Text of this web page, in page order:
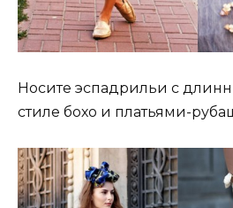
Носите эспадрильи с
стиле бохо и платьями-